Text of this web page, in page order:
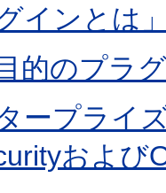
インとは
的のプラ
ープライ
および